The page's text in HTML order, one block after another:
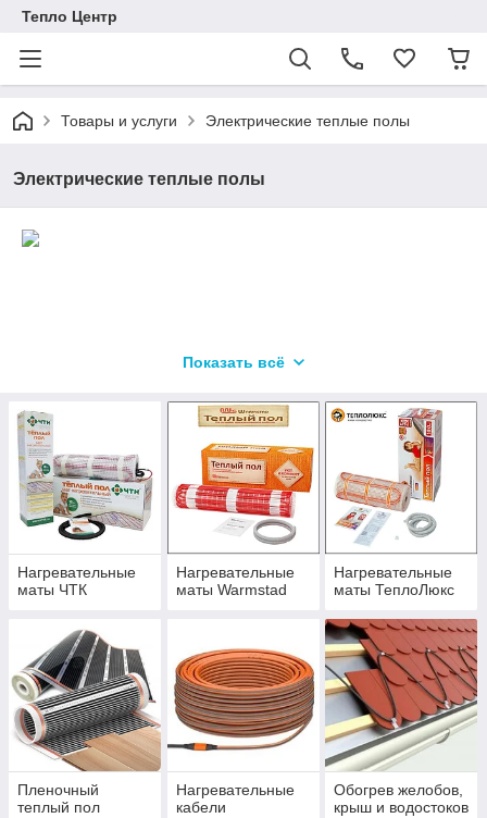
Тепло Центр
Товары и услуги Электрические теплые полы
Электрические теплые полы
Показать всё
Нагревательные
маты ЧТК
Нагревательные
маты Warmstad
Нагревательные
маты ТеплоЛюкс
Пленочный
теплый пол
Нагревательные
кабели
Обогрев желобов,
крыш и водостоков